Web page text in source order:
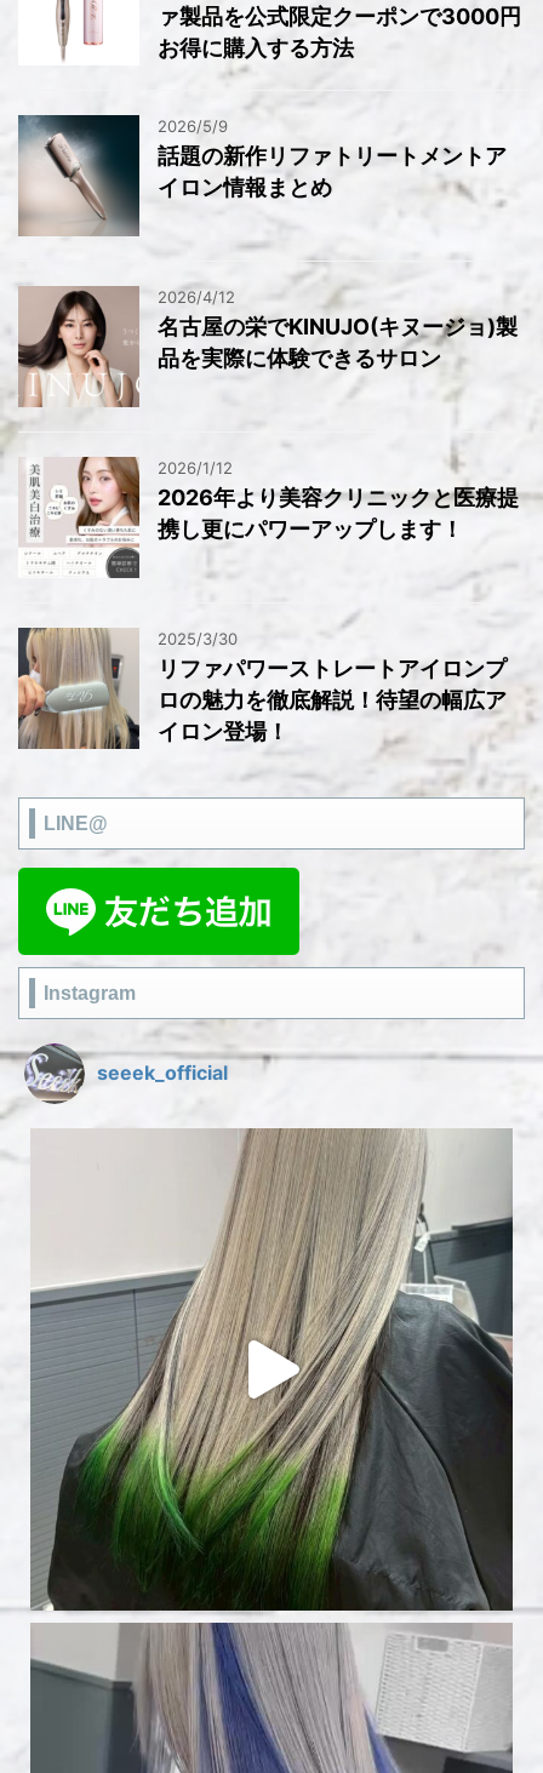
ァ製品を公式限定クーポンで3000円
お得に購入する方法
2026/5/9
話題の新作リファトリートメントア
イロン情報まとめ
2026/4/12
名古屋の栄でKINUJO(キヌージョ)製
品を実際に体験できるサロン
2026/1/12
2026年より美容クリニックと医療提
携し更にパワーアップします！
2025/3/30
リファパワーストレートアイロンプ
ロの魅力を徹底解説！待望の幅広ア
イロン登場！
LINE@
Instagram
seeek_official